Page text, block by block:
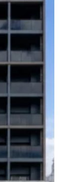
わせ
・祝休み)